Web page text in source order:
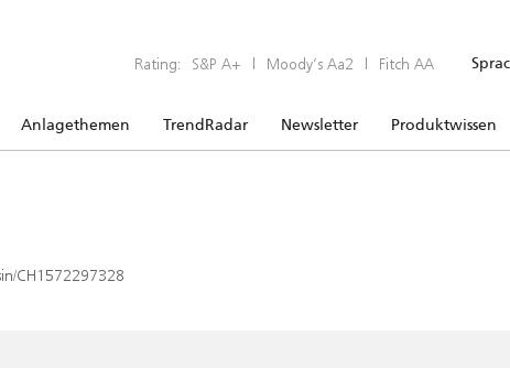
Rating: S&P A+ | Moody’s Aa2 | Fitch AA
Anlagethemen TrendRadar Newsletter Produktwissen
CH1572297328